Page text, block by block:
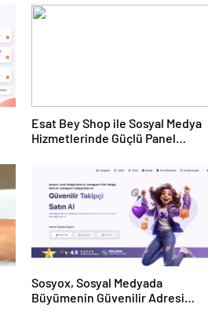
Esat Bey Shop ile Sosyal Medya
Hizmetlerinde Güçlü Panel
Sosyox, Sosyal Medyada
Büyümenin Güvenilir Adresi